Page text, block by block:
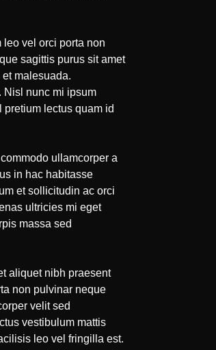
vel orci porta non
sagittis purus sit amet
malesuada.
Nisl nunc mi ipsum
lectus quam id
ullamcorper a
in hac habitasse
et sollicitudin ac orci
ultricies mi eget
massa sed
aliquet nibh praesent
non pulvinar neque
velit sed
vestibulum mattis
leo vel fringilla est.